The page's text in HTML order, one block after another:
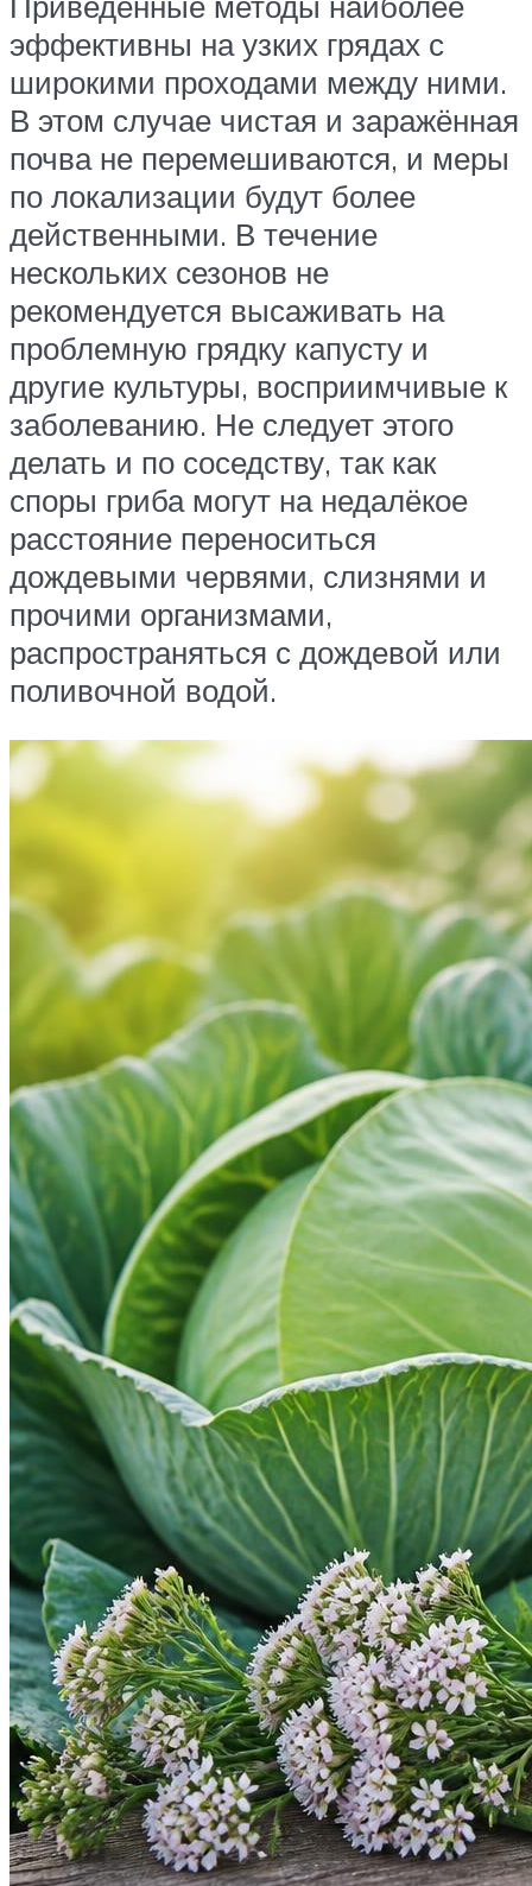
эффективны на узких грядах с
широкими проходами между ними.
В этом случае чистая и заражённая
почва не перемешиваются, и меры
по локализации будут более
действенными. В течение
нескольких сезонов не
рекомендуется высаживать на
проблемную грядку капусту и
другие культуры, восприимчивые к
заболеванию. Не следует этого
делать и по соседству, так как
споры гриба могут на недалёкое
расстояние переноситься
дождевыми червями, слизнями и
прочими организмами,
распространяться с дождевой или
поливочной водой.